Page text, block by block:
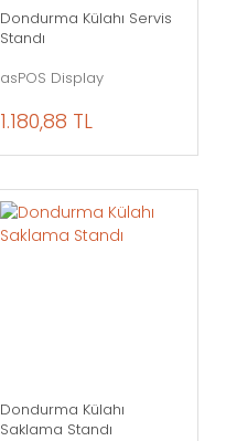
Dondurma Külahı Servis
Standı
asPOS Display
1.180,88 TL
Dondurma Külahı
Saklama Standı